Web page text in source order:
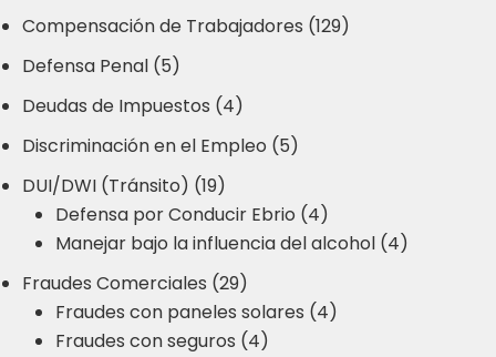
Compensación de Trabajadores (129)
Defensa Penal (5)
Deudas de Impuestos (4)
Discriminación en el Empleo (5)
DUI/DWI (Tránsito) (19)
Defensa por Conducir Ebrio (4)
Manejar bajo la influencia del alcohol (4)
Fraudes Comerciales (29)
Fraudes con paneles solares (4)
Fraudes con seguros (4)